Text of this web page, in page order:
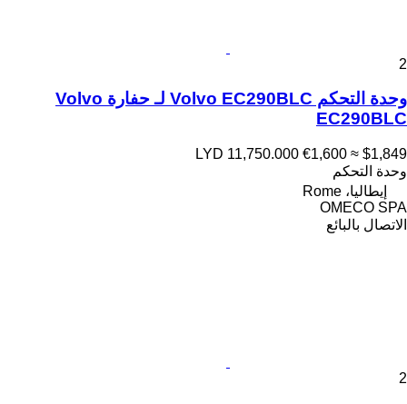
2
وحدة التحكم Volvo EC290BLC لـ حفارة Volvo
EC290BLC
LYD 11,750.000 €1,600 ≈ $1,849
وحدة التحكم
إيطاليا، Rome
OMECO SPA
الاتصال بالبائع
2